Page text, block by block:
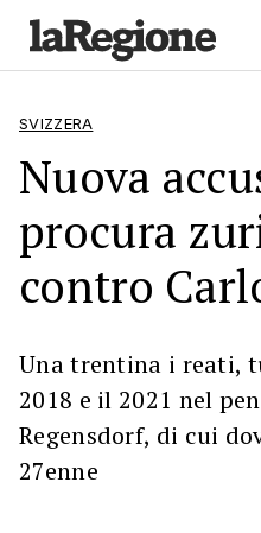
SVIZZERA
Nuova
procura
contro
Una trentina i reati,
2018 e il 2021 nel
Regensdorf, di cui
27enne